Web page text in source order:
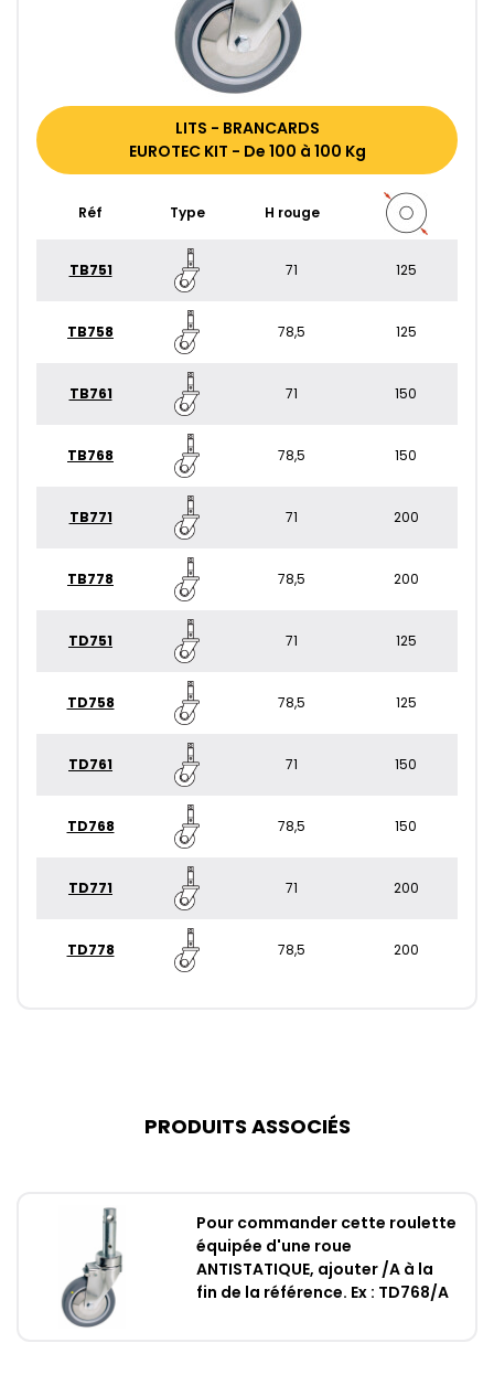
LITS - BRANCARDS
EUROTEC KIT - De 100 à 100 Kg
Réf Type H rouge
TB751 71 125
TB758 78,5 125
TB761 71 150
TB768 78,5 150
TB771 71 200
TB778 78,5 200
TD751 71 125
TD758 78,5 125
TD761 71 150
TD768 78,5 150
TD771 71 200
TD778 78,5 200
PRODUITS ASSOCIÉS
Pour commander cette roulette
équipée d'une roue
ANTISTATIQUE, ajouter /A à la
fin de la référence. Ex : TD768/A